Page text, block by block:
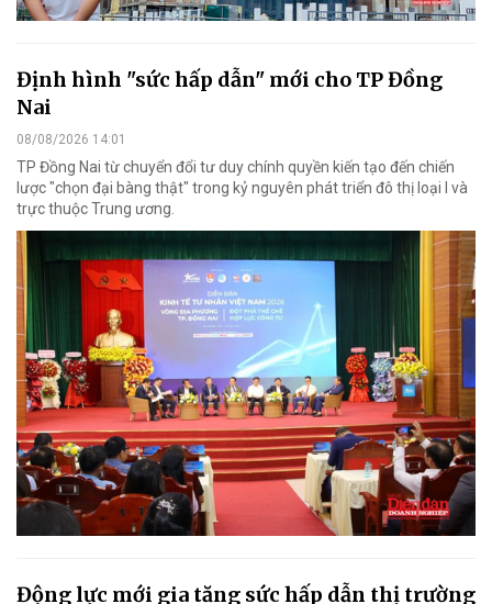
Định hình "sức hấp dẫn" mới cho TP Đồng
Nai
08/08/2026 14:01
TP Đồng Nai từ chuyển đổi tư duy chính quyền kiến tạo đến chiến
lược "chọn đại bàng thật" trong kỷ nguyên phát triển đô thị loại I và
trực thuộc Trung ương.
Động lực mới gia tăng sức hấp dẫn thị trường